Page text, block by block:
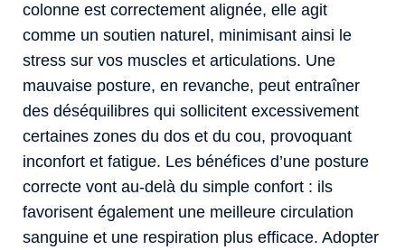
colonne est correctement alignée, elle agit
comme un soutien naturel, minimisant ainsi le
stress sur vos muscles et articulations. Une
mauvaise posture, en revanche, peut entraîner
des déséquilibres qui sollicitent excessivement
certaines zones du dos et du cou, provoquant
inconfort et fatigue. Les bénéfices d’une posture
correcte vont au-delà du simple confort : ils
favorisent également une meilleure circulation
sanguine et une respiration plus efficace. Adopter